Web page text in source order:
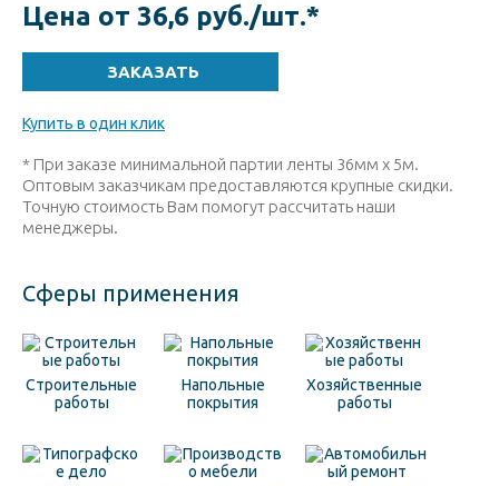
Цена от 36,6 руб./шт.*
Купить в один клик
* При заказе минимальной партии ленты 36мм х 5м.
Оптовым заказчикам предоставляются крупные скидки.
Точную стоимость Вам помогут рассчитать наши
менеджеры.
Сферы применения
Строительные
работы
Напольные
покрытия
Хозяйственные
работы